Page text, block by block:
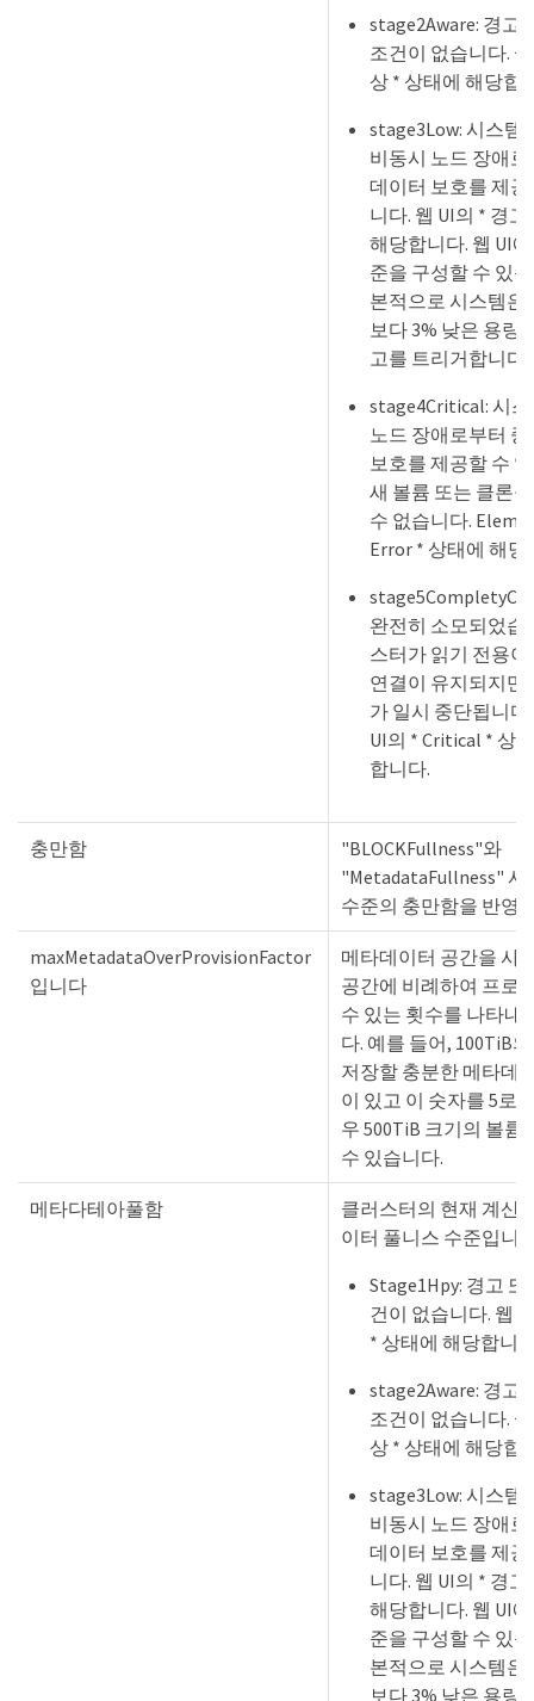
stage2Aware: 경고
조건이 없습니다.
상 * 상태에 해당합
stage3Low: 시스템
비동시 노드 장애
데이터 보호를 제공
니다. 웹 UI의 * 경
해당합니다. 웹 UI
준을 구성할 수 있
본적으로 시스템은
보다 3% 낮은 용량
고를 트리거합니다).
stage4Critical: 시
노드 장애로부터
보호를 제공할 수
새 볼륨 또는 클론
수 없습니다.
Error * 상태에 해당
완전히 소모되었습
스터가 읽기 전용이
연결이 유지되지만
가 일시 중단됩니
UI의 * Critical * 상
합니다.
충만함
"BLOCKFullness"와
"MetadataFullness" 사
수준의 충만함을 반영
maxMetadataOverProvisionFactor
입니다
메타데이터 공간을 사
공간에 비례하여 프로
수 있는 횟수를 나타내
다. 예를 들어, 100TiB
저장할 충분한 메타데
이 있고 이 숫자를 5로
우 500TiB 크기의 볼륨
수 있습니다.
메타다테아풀함
클러스터의 현재 계산
이터 풀니스 수준입니
Stage1Hpy: 경고 또
건이 없습니다. 웹
* 상태에 해당합니
stage2Aware: 경고
조건이 없습니다.
상 * 상태에 해당합
stage3Low: 시스템
비동시 노드 장애
데이터 보호를 제공
니다. 웹 UI의 * 경
해당합니다. 웹 UI
준을 구성할 수 있
본적으로 시스템은
보다 3% 낮은 용량